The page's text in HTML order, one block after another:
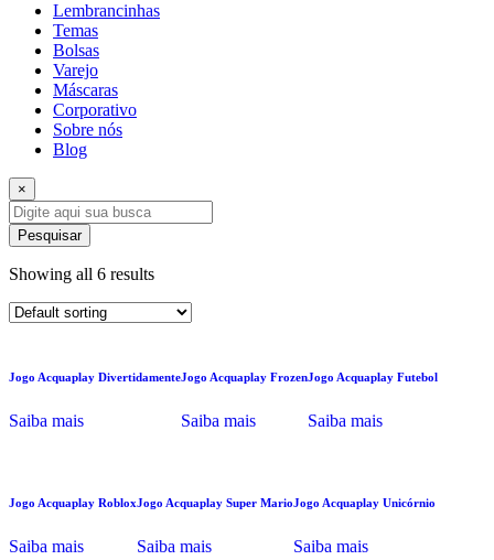
Lembrancinhas
Temas
Bolsas
Varejo
Máscaras
Corporativo
Sobre nós
Blog
×
Pesquisar
Showing all 6 results
Jogo Acquaplay Divertidamente
Saiba mais
Jogo Acquaplay Frozen
Saiba mais
Jogo Acquaplay Futebol
Saiba mais
Jogo Acquaplay Roblox
Saiba mais
Jogo Acquaplay Super Mario
Saiba mais
Jogo Acquaplay Unicórnio
Saiba mais